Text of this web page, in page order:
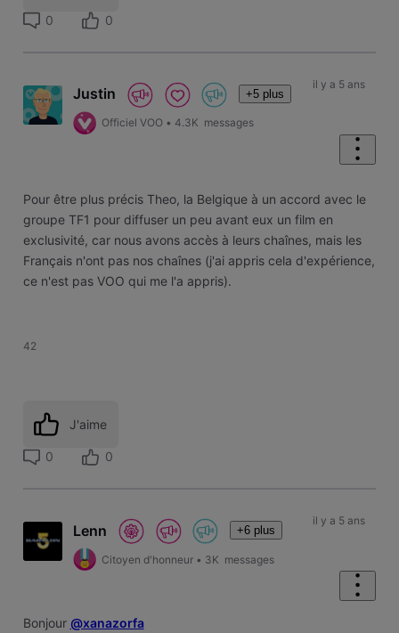
0 0
Justin +5 plus
Officiel VOO • 4.3K messages
il y a 5 ans
Pour être plus précis Theo, la Belgique à un accord avec le
groupe TF1 pour diffuser un peu avant eux un film en
exclusivité, car nous avons accès à leurs chaînes, mais les
Français n'ont pas nos chaînes (j'ai appris cela d'expérience,
ce n'est pas VOO qui me l'a appris).
42
J'aime
0 0
Lenn +6 plus
Citoyen d'honneur • 3K messages
il y a 5 ans
Bonjour @xanazorfa